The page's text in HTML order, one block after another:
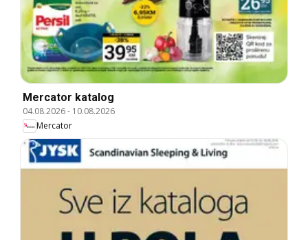
Mercator katalog
04.08.2026- 10.08.2026
Mercator